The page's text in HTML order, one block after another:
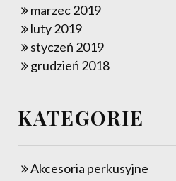
marzec 2019
luty 2019
styczeń 2019
grudzień 2018
KATEGORIE
Akcesoria perkusyjne